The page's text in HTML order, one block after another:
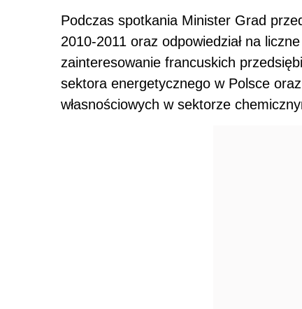
Podczas spotkania Minister Grad
2010-2011 oraz odpowiedział na
zainteresowanie francuskich
sektora energetycznego w Polsce
własnościowych w sektorze